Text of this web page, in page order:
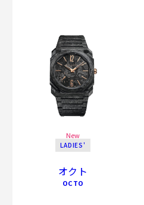
New
LADIES'
オクト
OCTO